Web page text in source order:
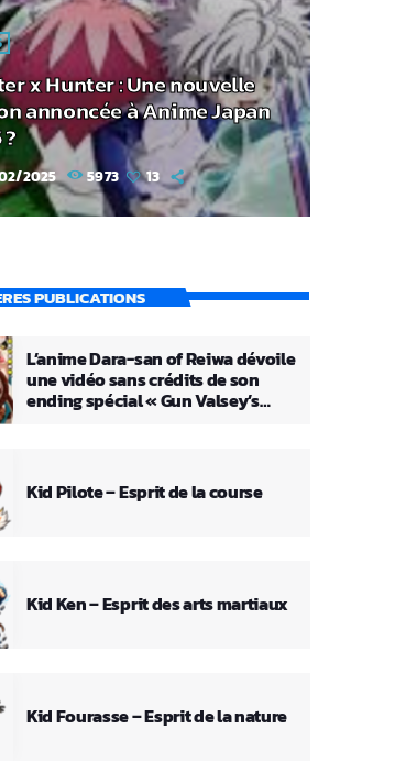
x Hunter : Une nouvelle
annoncée à Anime Japan
2025 5973 13
PUBLICATIONS
L’anime Dara-san of Reiwa dévoile
une vidéo sans crédits de son
ending spécial « Gun Valsey’s
Kid Pilote – Esprit de la course
Kid Ken – Esprit des arts martiaux
Kid Fourasse – Esprit de la nature